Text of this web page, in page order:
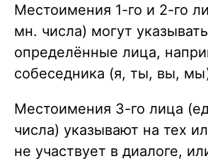
Местоимения 1-го и 2-го
мн. числа) могут
определённые лица,
собеседника (я, ты, вы,
Местоимения 3-го лица
числа) указывают на тех
не участвует в диалоге,